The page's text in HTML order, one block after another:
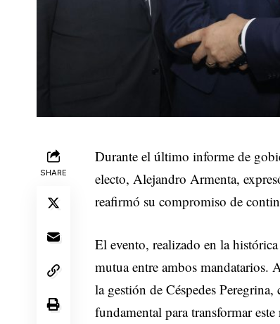
SHARE
Durante el último informe de
electo, Alejandro Armenta,
reafirmó su compromiso de
El evento, realizado en la
mutua entre ambos mandatarios.
la gestión de Céspedes
fundamental para transformar